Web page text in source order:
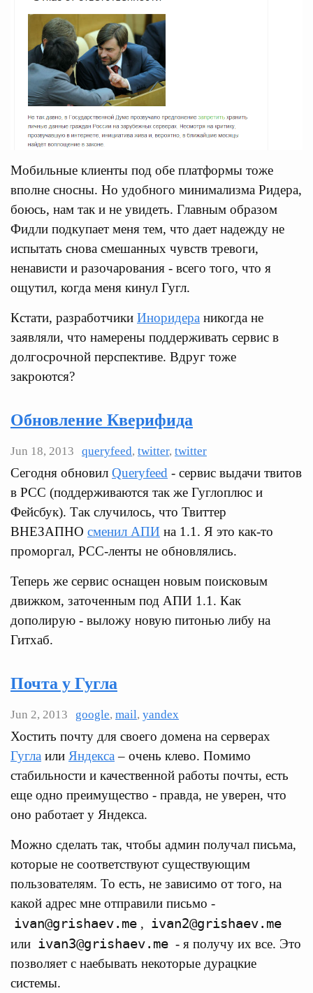
Мобильные клиенты под обе платформы тоже
вполне сносны. Но удобного минимализма Ридера,
боюсь, нам так и не увидеть. Главным образом
Фидли подкупает меня тем, что дает надежду не
испытать снова смешанных чувств тревоги,
ненависти и разочарования - всего того, что я
ощутил, когда меня кинул Гугл.
Кстати, разработчики Иноридера никогда не
заявляли, что намерены поддерживать сервис в
долгосрочной перспективе. Вдруг тоже
закроются?
Обновление Кверифида
Jun 18, 2013 queryfeed, twitter, twitter
Сегодня обновил Queryfeed - сервис выдачи твитов
в РСС (поддерживаются так же Гуглоплюс и
Фейсбук). Так случилось, что Твиттер
ВНЕЗАПНО сменил АПИ на 1.1. Я это как-то
проморгал, РСС-ленты не обновлялись.
Теперь же сервис оснащен новым поисковым
движком, заточенным под АПИ 1.1. Как
дополирую - выложу новую питонью либу на
Гитхаб.
Почта у Гугла
Jun 2, 2013 google, mail, yandex
Хостить почту для своего домена на серверах
Гугла или Яндекса – очень клево. Помимо
стабильности и качественной работы почты, есть
еще одно преимущество - правда, не уверен, что
оно работает у Яндекса.
Можно сделать так, чтобы админ получал письма,
которые не соответствуют существующим
пользователям. То есть, не зависимо от того, на
какой адрес мне отправили письмо -
ivan@grishaev.me , ivan2@grishaev.me
или ivan3@grishaev.me - я получу их все. Это
позволяет с наебывать некоторые дурацкие
системы.